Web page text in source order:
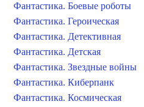
Фантастика. Боевые роботы
Фантастика. Героическая
Фантастика. Детективная
Фантастика. Детская
Фантастика. Звездные войны
Фантастика. Киберпанк
Фантастика. Космическая